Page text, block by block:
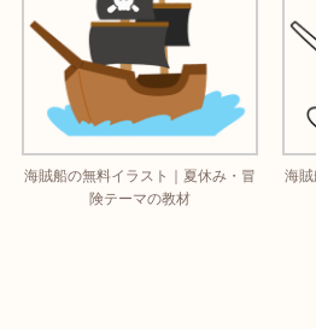
海賊船の無料イラスト｜夏休み・冒
険テーマの教材
海